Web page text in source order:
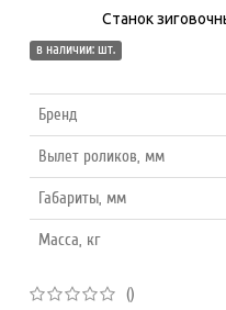
Станок
в наличии: шт.
Бренд
Вылет роликов, мм
Габариты, мм
Масса, кг
()